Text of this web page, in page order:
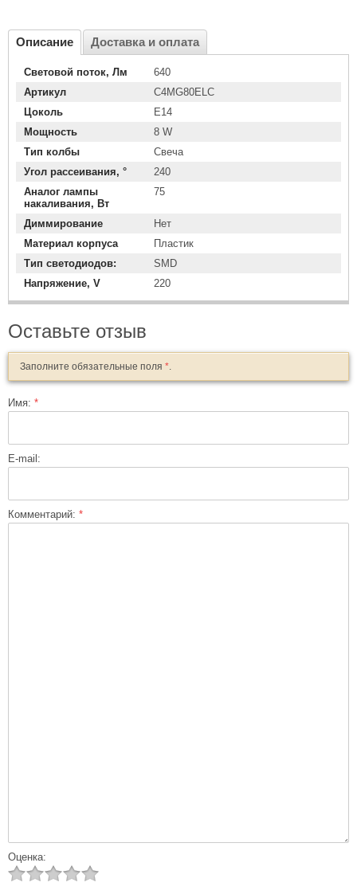
Описание Доставка и оплата
Световой поток, Лм
640
Артикул
C4MG80ELC
Цоколь
E14
Мощность
8 W
Тип колбы
Свеча
Угол рассеивания, °
240
Аналог лампы
накаливания, Вт
75
Диммирование
Нет
Материал корпуса
Пластик
Тип светодиодов:
SMD
Напряжение, V
220
Оставьте отзыв
Заполните обязательные поля *
Имя: *
E-mail:
Комментарий: *
Оценка: